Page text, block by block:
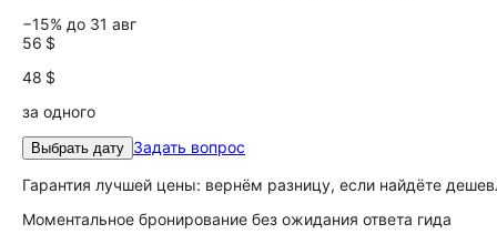
−15% до 31 авг
56 $
48 $
за одного
Выбрать дату Задать вопрос
Гарантия лучшей цены: вернём разницу, если найдёте
Моментальное бронирование без ожидания ответа гида